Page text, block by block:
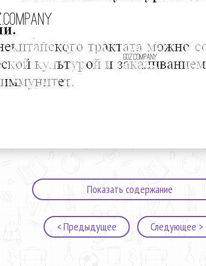
Показать содержание
< Предыдущее Следующее >